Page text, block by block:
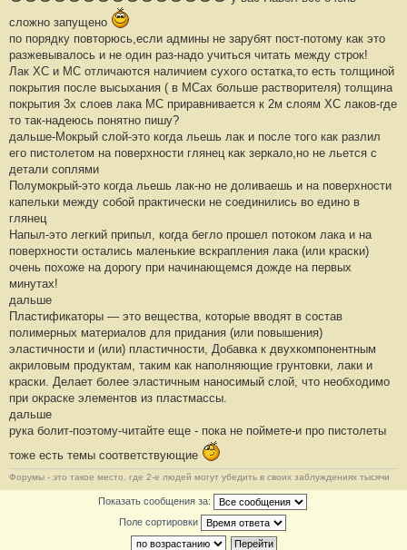
сложно запущено
по порядку повторюсь,если админы не зарубят пост-потому как это
разжевывалось и не один раз-надо учиться читать между строк!
Лак ХС и МС отличаются наличием сухого остатка,то есть толщиной
покрытия после высыхания ( в МСах больше растворителя) толщина
покрытия 3х слоев лака МС приравнивается к 2м слоям ХС лаков-где
то так-надеюсь понятно пишу?
дальше-Мокрый слой-это когда льешь лак и после того как разлил
его пистолетом на поверхности глянец как зеркало,но не льется с
детали соплями
Полумокрый-это когда льешь лак-но не доливаешь и на поверхности
капельки между собой практически не соединились во едино в
глянец
Напыл-это легкий припыл, когда бегло прошел потоком лака и на
поверхности остались маленькие вскрапления лака (или краски)
очень похоже на дорогу при начинающемся дожде на первых
минутах!
дальше
Пластификаторы — это вещества, которые вводят в состав
полимерных материалов для придания (или повышения)
эластичности и (или) пластичности, Добавка к двухкомпонентным
акриловым продуктам, таким как наполняющие грунтовки, лаки и
краски. Делает более эластичным наносимый слой, что необходимо
при окраске элементов из пластмассы.
дальше
рука болит-поэтому-читайте еще - пока не поймете-и про пистолеты
тоже есть темы соответствующие
Форумы - это такое место, где 2-е людей могут убедить в своих заблуждениях тысячи
Показать сообщения за:
Поле сортировки